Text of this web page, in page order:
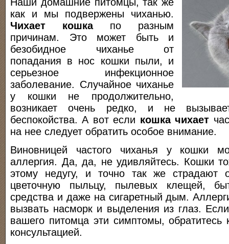
как и мы подвержены чиханью.
Чихает кошкапо разным
причинам. Это может быть и
безобидное чиханье от
попадания в нос кошки пыли, и
серьезное инфекционное
заболевание. Случайное чиханье
у кошки не продолжительно,
возникает очень редко, и не
беспокойства. А вот если кошка чихает
на нее следует обратить особое внимание.
Виновницей частого чиханья у кошки
аллергия. Да, да, не удивляйтесь. Кошки
этому недугу, и точно так же страдают
цветочную пыльцу, пылевых клещей,
средства и даже на сигаретный дым.
вызвать насморк и выделения из глаз.
вашего питомца эти симптомы, обратитесь
консультацией.